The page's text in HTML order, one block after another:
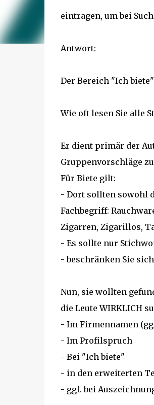
eintragen, um bei
Antwort:
Der Bereich "Ich
Wie oft lesen Sie alle
Er dient primär der
Gruppenvorschläge
Für Biete gilt:
- Dort sollten sowohl
Fachbegriff:
Zigarren, Zigarillos,
- Es sollte nur
- beschränken Sie
Nun, sie wollten
die Leute WIRKLICH
- Im Firmennamen
- Im Profilspruch
- Bei "Ich biete"
- in den erweiterten
- ggf. bei